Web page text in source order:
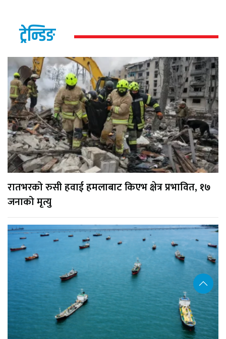
ट्रेन्डिङ
रातभरको रुसी हवाई हमलाबाट किएभ क्षेत्र प्रभावित, १७
जनाको मृत्यु